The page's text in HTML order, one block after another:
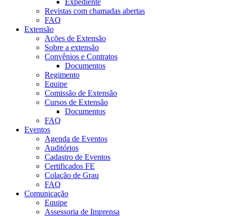
Expediente
Revistas com chamadas abertas
FAQ
Extensão
Ações de Extensão
Sobre a extensão
Convênios e Contratos
Documentos
Regimento
Equipe
Comissão de Extensão
Cursos de Extensão
Documentos
FAQ
Eventos
Agenda de Eventos
Auditórios
Cadastro de Eventos
Certificados FE
Colação de Grau
FAQ
Comunicação
Equipe
Assessoria de Imprensa